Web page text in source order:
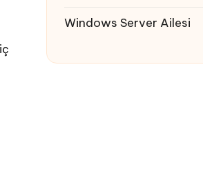
Windows Server Ailesi